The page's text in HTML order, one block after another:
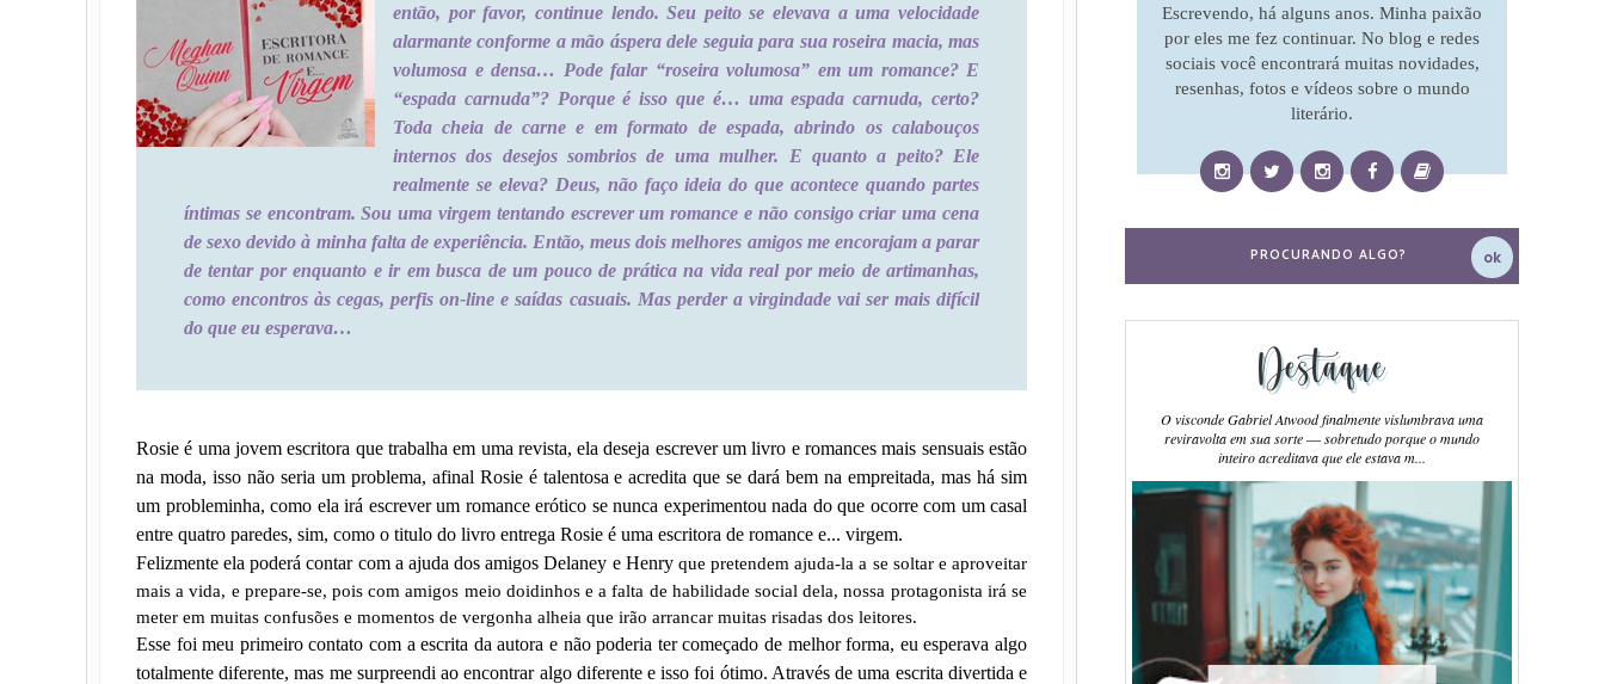
então, por favor, continue lendo. Seu peito se elevava a uma velocidade
alarmante conforme a mão áspera dele seguia para sua roseira macia, mas
volumosa e densa… Pode falar “roseira volumosa” em um romance? E
“espada carnuda”? Porque é isso que é… uma espada carnuda, certo?
Toda cheia de carne e em formato de espada, abrindo os calabouços
internos dos desejos sombrios de uma mulher. E quanto a peito? Ele
realmente se eleva? Deus, não faço ideia do que acontece quando partes
íntimas se encontram. Sou uma virgem tentando escrever um romance e não consigo criar uma cena
de sexo devido à minha falta de experiência. Então, meus dois melhores amigos me encorajam a parar
de tentar por enquanto e ir em busca de um pouco de prática na vida real por meio de artimanhas,
como encontros às cegas, perfis on-line e saídas casuais. Mas perder a virgindade vai ser mais difícil
do que eu esperava…
Rosie é uma jovem escritora que trabalha em uma revista, ela deseja escrever um livro e romances mais sensuais estão
na moda, isso não seria um problema, afinal Rosie é talentosa e acredita que se dará bem na empreitada, mas há sim
um probleminha, como ela irá escrever um romance erótico se nunca experimentou nada do que ocorre com um casal
entre quatro paredes, sim, como o titulo do livro entrega Rosie é uma escritora de romance e... virgem.
Felizmente ela poderá contar com a ajuda dos amigos Delaney e Henryque pretendem ajuda-la a se soltar e aproveitar
mais a vida, e prepare-se, pois com amigos meio doidinhos e a falta de habilidade social dela, nossa protagonista irá se
meter em muitas confusões e momentos de vergonha alheia que irão arrancar muitas risadas dos leitores.
Esse foi meu primeiro contato com a escrita da autora e não poderia ter começado de melhor forma, eu esperava algo
totalmente diferente, mas me surpreendi ao encontrar algo diferente e isso foi ótimo. Através de uma escrita divertida e
Escrevendo, há alguns anos. Minha paixão
por eles me fez continuar. No blog e redes
sociais você encontrará muitas novidades,
resenhas, fotos e vídeos sobre o mundo
literário.
Destaque
O visconde Gabriel Atwood finalmente vislumbrava uma
reviravolta em sua sorte ― sobretudo porque o mundo
inteiro acreditava que ele estava m...